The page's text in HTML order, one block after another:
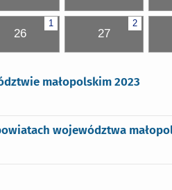
1
26
2
27
małopolskim 2023
województwa